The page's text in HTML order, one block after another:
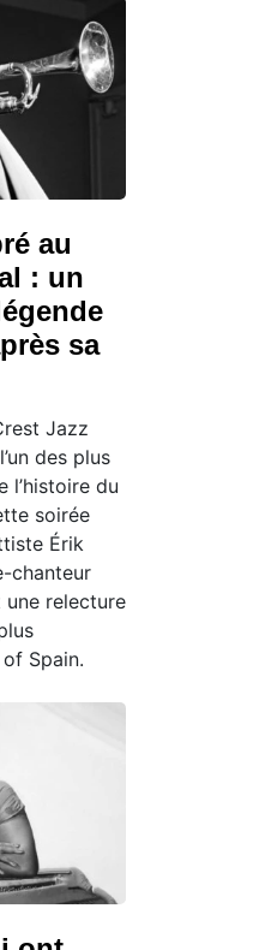
au
: un
sa
Jazz
des plus
l’histoire du
soirée
Érik
chanteur
relecture
Spain.